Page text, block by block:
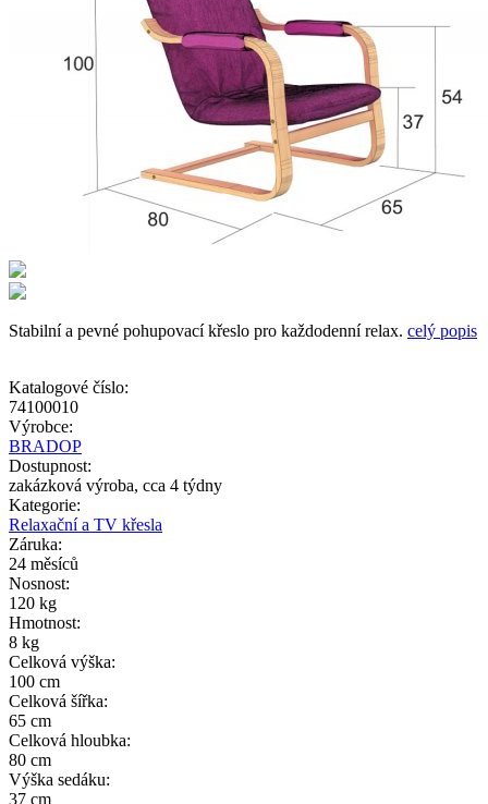
Stabilní a pevné pohupovací křeslo pro každodenní relax. celý popis
Katalogové číslo:
74100010
Výrobce:
BRADOP
Dostupnost:
zakázková výroba, cca 4 týdny
Kategorie:
Relaxační a TV křesla
Záruka:
24 měsíců
Nosnost:
120 kg
Hmotnost:
8 kg
Celková výška:
100 cm
Celková šířka:
65 cm
Celková hloubka:
80 cm
Výška sedáku:
37 cm